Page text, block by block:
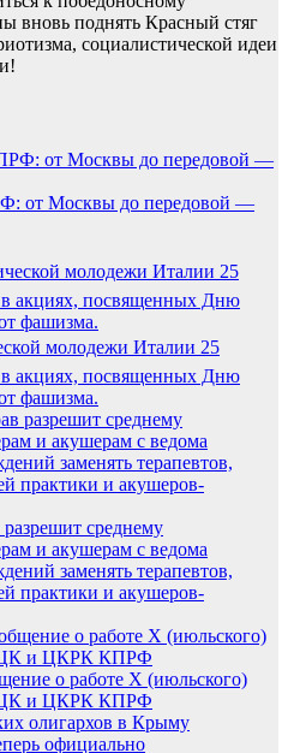
вновь поднять Красный стяг
социалистической идеи
от Москвы до передовой —
молодежи Италии 25
в акциях, посвященных Дню
фашизма.
среднему
и акушерам с ведома
заменять терапевтов,
практики и акушеров-
о работе X (июльского)
ЦК и ЦКРК КПРФ